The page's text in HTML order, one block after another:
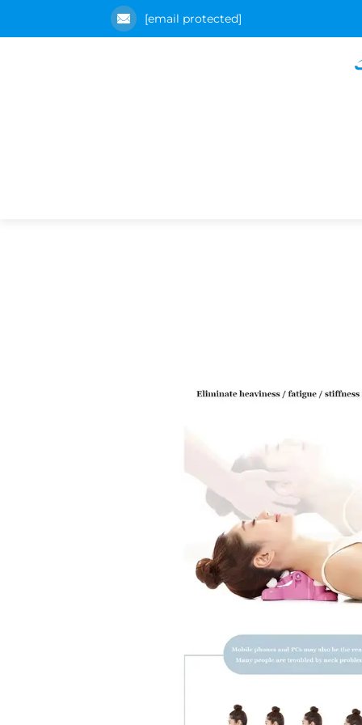
[email protected]